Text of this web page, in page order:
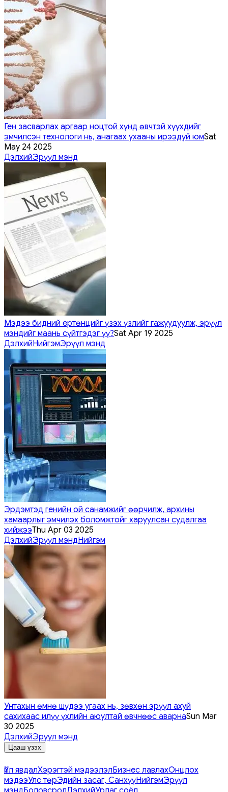
Ген засварлах аргаар ноцтой хүнд өвчтэй хүүхдийг
эмчилсэн технологи нь, анагаах ухааны ирээдүй юмSat
May 24 2025
ДэлхийЭрүүл мэнд
Мэдээ бидний ертөнцийг үзэх үзлийг гажуудуулж, эрүүл
мэндийг маань сүйтгэдэг үү?Sat Apr 19 2025
ДэлхийНийгэмЭрүүл мэнд
Эрдэмтэд генийн ой санамжийг өөрчилж, архины
хамаарлыг эмчилэх боломжтойг харуулсан судалгаа
хийжээThu Apr 03 2025
ДэлхийЭрүүл мэндНийгэм
Унтахын өмнө шүдээ угаах нь, зөвхөн эрүүл ахуй
сахихаас илүү үхлийн аюултай өвчнөөс аварнаSun Mar
30 2025
ДэлхийЭрүүл мэнд
Цааш үзэх
Үйл явдалХэрэгтэй мэдээлэлБизнес лавлахОнцлох
мэдээУлс төрЭдийн засаг, СанхүүНийгэмЭрүүл